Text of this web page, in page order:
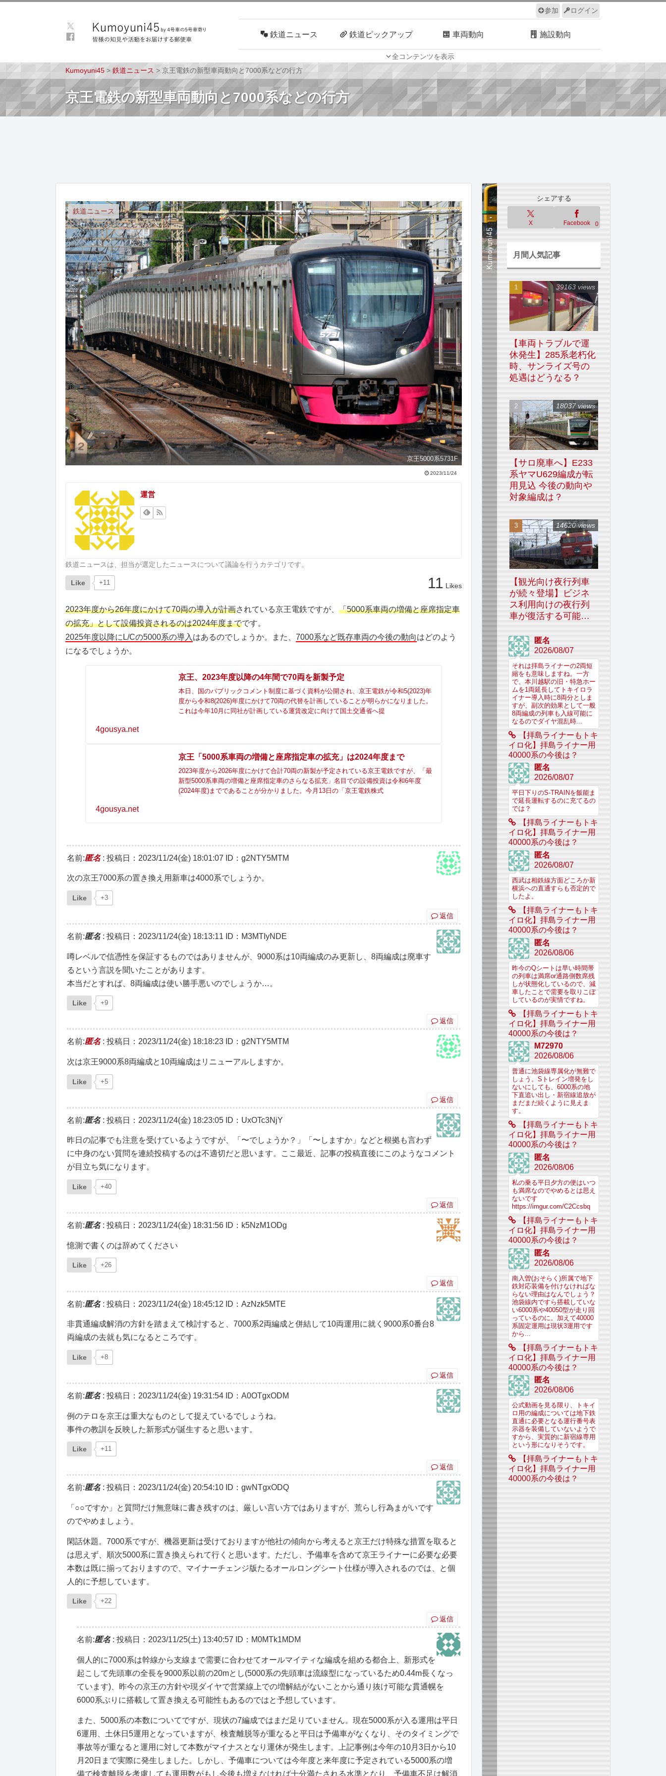
ログイン
参加
全コンテンツを表示
鉄道ニュース 鉄道ピックアップ 車両動向 施設動向
車両技術 路線探訪 ルール サイトについて
Kumoyuni45 > 鉄道ニュース > 京王電鉄の新型車両動向と7000系などの行方
京王電鉄の新型車両動向と7000系などの行方
鉄道ニュース
京王5000系5731F
2023/11/24
運営
鉄道ニュースは、担当が選定したニュースについて議論を行うカテゴリです。
Like +11 11 Likes
2023年度から26年度にかけて70両の導入が計画されている京王電鉄ですが、 「5000系車両の増備と座席指定車
の拡充」として設備投資されるのは2024年度までです。
2025年度以降にL/Cの5000系の導入 はあるのでしょうか。また、 7000系など既存車両の今後の動向はどのよう
になるでしょうか。
京王、2023年度以降の4年間で70両を新製予定
本日、国のパブリックコメント制度に基づく資料が公開され、京王電鉄が令和5(2023)年
度から令和8(2026)年度にかけて70両の代替を計画していることが明らかになりました。
これは今年10月に同社が計画している運賃改定に向けて国土交通省へ提
4gousya.net
京王「5000系車両の増備と座席指定車の拡充」は2024年度まで
2023年度から2026年度にかけて合計70両の新製が予定されている京王電鉄ですが、「最
新型5000系車両の増備と座席指定車のさらなる拡充」名目での設備投資は令和6年度
(2024年度)までであることが分かりました。今月13日の「京王電鉄株式
4gousya.net
名前:匿名: 投稿日：2023/11/24(金) 18:01:07 ID：g2NTY5MTM
次の京王7000系の置き換え用新車は4000系でしょうか。
Like +3
返信
名前:匿名: 投稿日：2023/11/24(金) 18:13:11 ID：M3MTIyNDE
噂レベルで信憑性を保証するものではありませんが、9000系は10両編成のみ更新し、8両編成は廃車す
るという言説を聞いたことがあります。
本当だとすれば、8両編成は使い勝手悪いのでしょうか…。
Like +9
返信
名前:匿名: 投稿日：2023/11/24(金) 18:18:23 ID：g2NTY5MTM
次は京王9000系8両編成と10両編成はリニューアルしますか。
Like +5
返信
名前:匿名: 投稿日：2023/11/24(金) 18:23:05 ID：UxOTc3NjY
昨日の記事でも注意を受けているようですが、「〜でしょうか？」「〜しますか」などと根拠も言わず
に中身のない質問を連続投稿するのは不適切だと思います。ここ最近、記事の投稿直後にこのようなコメント
が目立ち気になります。
Like +40
返信
名前:匿名: 投稿日：2023/11/24(金) 18:31:56 ID：k5NzM1ODg
憶測で書くのは辞めてください
Like +26
返信
名前:匿名: 投稿日：2023/11/24(金) 18:45:12 ID：AzNzk5MTE
非貫通編成解消の方針を踏まえて検討すると、7000系2両編成と併結して10両運用に就く9000系0番台8
両編成の去就も気になるところです。
Like +8
返信
名前:匿名: 投稿日：2023/11/24(金) 19:31:54 ID：A0OTgxODM
例のテロを京王は重大なものとして捉えているでしょうね。
事件の教訓を反映した新形式が誕生すると思います。
Like +11
返信
名前:匿名: 投稿日：2023/11/24(金) 20:54:10 ID：gwNTgxODQ
「○○ですか」と質問だけ無意味に書き残すのは、厳しい言い方ではありますが、荒らし行為まがいです
のでやめましょう。
閑話休題。7000系ですが、機器更新は受けておりますが他社の傾向から考えると京王だけ特殊な措置を取ると
は思えず、順次5000系に置き換えられて行くと思います。ただし、予備車を含めて京王ライナーに必要な必要
本数は既に揃っておりますので、マイナーチェンジ版たるオールロングシート仕様が導入されるのでは、と個
人的に予想しています。
Like +22
返信
名前:匿名: 投稿日：2023/11/25(土) 13:40:57 ID：M0MTk1MDM
個人的に7000系は幹線から支線まで需要に合わせてオールマイティな編成を組める都合上、新形式を
起こして先頭車の全長を9000系以前の20mとし(5000系の先頭車は流線型になっているため0.44m長くなっ
ています)、昨今の京王の方針や現ダイヤで営業線上での増解結がないことから通り抜け可能な貫通幌を
6000系ぶりに搭載して置き換える可能性もあるのではと予想しています。
また、5000系の本数についてですが、現状の7編成ではまだ足りていません。現在5000系が入る運用は平日
6運用、土休日5運用となっていますが、検査離脱等が重なると平日は予備車がなくなり、そのタイミングで
事故等が重なると運用に対して本数がマイナスとなり運休が発生します。上記事例は今年の10月3日から10
月20日まで実際に発生しました。しかし、予備車については今年度と来年度に予定されている5000系の増
備で検査離脱を考慮しても運用数がもし今後も増えなければ十分満たされる水準となり、予備車不足は解消
シェアする
X Facebook 0
月間人気記事
【車両トラブルで運
休発生】285系老朽化
時、サンライズ号の
処遇はどうなる？
39163 views
【サロ廃車へ】E233
系ヤマU629編成が転
用見込 今後の動向や
対象編成は？
18037 views
【観光向け夜行列車
が続々登場】ビジネ
ス利用向けの夜行列
車が復活する可能性
14620 views
匿名
2026/08/07
それは拝島ライナーの2両短
縮をも意味しますね。一方
で、本川越駅の旧・特急ホー
ムを1両延長してトキイロラ
イナー導入時に8両分としま
すが、副次的効果として一般
8両編成の列車も入線可能に
なるのでダイヤ混乱時...
【拝島ライナーもトキ
イロ化】拝島ライナー用
40000系の今後は？
匿名
2026/08/07
平日下りのS-TRAINを飯能ま
で延長運転するのに充てるの
では？
【拝島ライナーもトキ
イロ化】拝島ライナー用
40000系の今後は？
匿名
2026/08/07
西武は相鉄線方面どころか新
横浜への直通すらも否定的で
したよ。
【拝島ライナーもトキ
イロ化】拝島ライナー用
40000系の今後は？
匿名
2026/08/06
昨今のQシートは早い時間帯
の列車は満席or通路側数席残
しが状態化しているので、減
車したことで需要を取りこぼ
しているのが実情ですね。
【拝島ライナーもトキ
イロ化】拝島ライナー用
40000系の今後は？
M72970
2026/08/06
普通に池袋線専属化が無難で
しょう。Sトレイン増発をし
ないにしても、6000系の地
下直追い出し・新宿線追放が
まだまだ続くように見えま
す。
【拝島ライナーもトキ
イロ化】拝島ライナー用
40000系の今後は？
匿名
2026/08/06
私の乗る平日夕方の便はいつ
も満席なのでやめるとは思え
ないです
https://imgur.com/C2Ccsbq
【拝島ライナーもトキ
イロ化】拝島ライナー用
40000系の今後は？
匿名
2026/08/06
南入曽(おそらく)所属で地下
鉄対応装備を付けなければな
らない理由はなんでしょう？
池袋線内ですら搭載していな
い6000系や40050型が走り回
っているのに。加えて40000
系固定運用は現状3運用です
から...
【拝島ライナーもトキ
イロ化】拝島ライナー用
40000系の今後は？
匿名
2026/08/06
公式動画を見る限り、トキイ
ロ用の編成については地下鉄
直通に必要となる運行番号表
示器を装備していないようで
すから、実質的に新宿線専用
という形になりそうです。
【拝島ライナーもトキ
イロ化】拝島ライナー用
40000系の今後は？